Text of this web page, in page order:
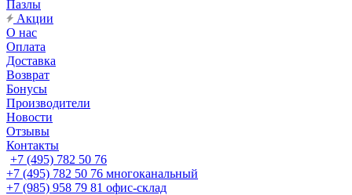
Пазлы
Акции
О нас
Оплата
Доставка
Возврат
Бонусы
Производители
Новости
Отзывы
Контакты
+7 (495) 782 50 76
+7 (495) 782 50 76 многоканальный
+7 (985) 958 79 81 офис-склад